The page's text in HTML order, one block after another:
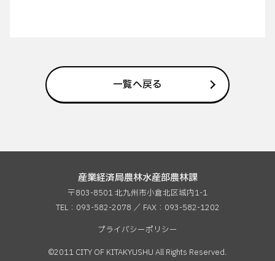
一覧へ戻る
産業経済局農林水産部農林課
〒803-8501 北九州市小倉北区城内1-1
TEL：093-582-2078 ／ FAX： 093-582-1202
プライバシーポリシー
©2011 CITY OF KITAKYUSHU All Rights Reserved.